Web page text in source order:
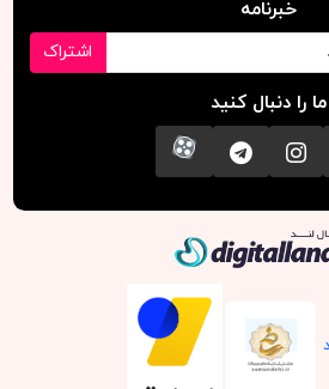
خبرنامه
اشتراک
ما را دنبال کنید
اینستاگرامکانال تلگرام
آپارات